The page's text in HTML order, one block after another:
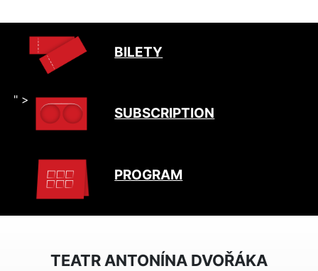
BILETY
" >
SUBSCRIPTION
PROGRAM
TEATR ANTONÍNA DVOŘÁKA